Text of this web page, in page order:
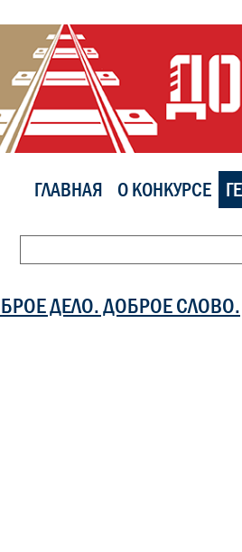
ГЛАВНАЯ О КОНКУРСЕ
ДЕЛО. ДОБРОЕ СЛОВО.